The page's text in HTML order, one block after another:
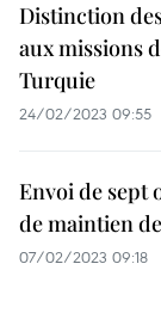
Distinction
aux missions
Turquie
24/02/2023 09:55
Envoi de sept
de maintien
07/02/2023 09:18